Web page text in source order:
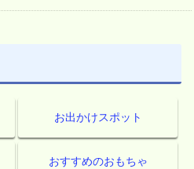
お出かけスポット
おすすめのおもちゃ